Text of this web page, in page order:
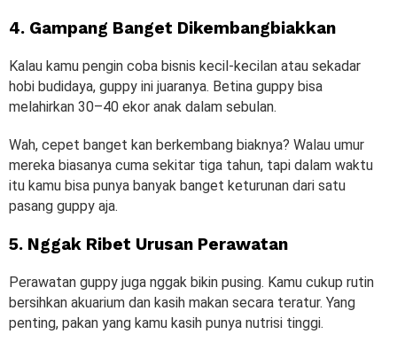
4. Gampang Banget Dikembangbiakkan
Kalau kamu pengin coba bisnis kecil-kecilan atau sekadar
hobi budidaya, guppy ini juaranya. Betina guppy bisa
melahirkan 30–40 ekor anak dalam sebulan.
Wah, cepet banget kan berkembang biaknya? Walau umur
mereka biasanya cuma sekitar tiga tahun, tapi dalam waktu
itu kamu bisa punya banyak banget keturunan dari satu
pasang guppy aja.
5. Nggak Ribet Urusan Perawatan
Perawatan guppy juga nggak bikin pusing. Kamu cukup rutin
bersihkan akuarium dan kasih makan secara teratur. Yang
penting, pakan yang kamu kasih punya nutrisi tinggi.